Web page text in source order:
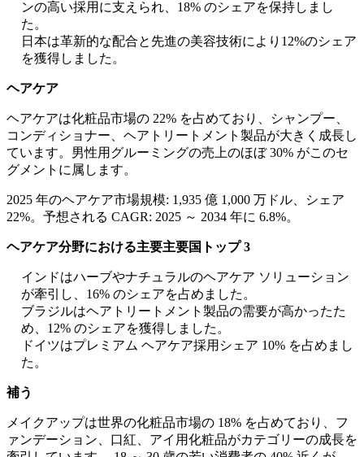
ンの高い採用に支えられ、18% のシェアを保持しまし
た。
日本は革新的な配合と先進の美容技術により12%のシェア
を獲得しました。
ヘアケア
ヘアケアは化粧品市場の 22% を占めており、シャンプー、
コンディショナー、ヘアトリートメント製品が大きく成長し
ています。男性用グルーミングの売上のほぼ 30% がこのセ
グメントに属します。
2025 年のヘアケア市場規模: 1,935 億 1,000 万ドル、シェア
22%。予想される CAGR: 2025 ～ 2034 年に 6.8%。
ヘアケア分野における主要主要国トップ 3
インドはハーブやナチュラルのヘアケア ソリューション
が牽引し、16% のシェアを占めました。
ブラジルはヘアトリートメント製品の需要が高かったた
め、12% のシェアを獲得しました。
ドイツはプレミアム ヘアケア採用シェア 10% を占めまし
た。
補う
メイクアップは世界の化粧品市場の 18% を占めており、フ
ァンデーション、口紅、アイ用化粧品がカテゴリーの成長を